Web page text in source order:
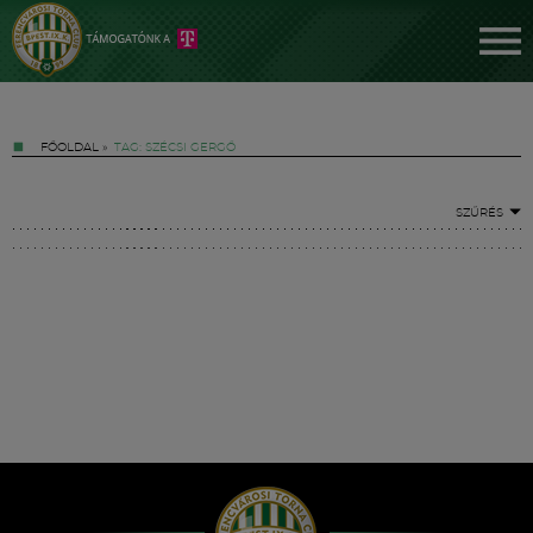
FŐOLDAL » TAG: SZÉCSI GERGŐ
SZŰRÉS
Hírek